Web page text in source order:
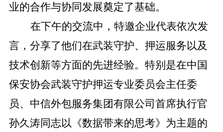
业的合作与协同发展奠定了基础。
在下午的交流中，特邀企业代表依次发
言，分享了他们在武装守护、押运服务以及
技术创新等方面的先进经验。特别是在中国
保安协会武装守护押运专业委员会主任委
员、中信外包服务集团有限公司首席执行官
孙久涛同志以《数据带来的思考》为主题的